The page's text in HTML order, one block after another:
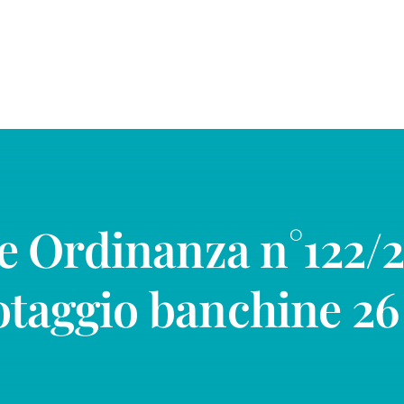
Ordinanza n°122/
banchine 26